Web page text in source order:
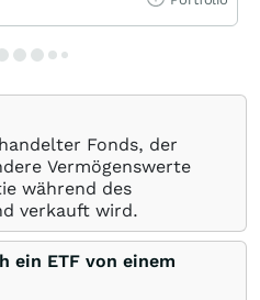
Fonds, der
Vermögenswerte
während des
verkauft wird.
ein ETF von einem